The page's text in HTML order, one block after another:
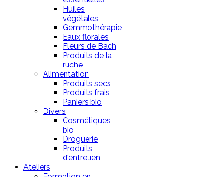
Huiles
végétales
Gemmothérapie
Eaux florales
Fleurs de Bach
Produits de la
ruche
Alimentation
Produits secs
Produits frais
Paniers bio
Divers
Cosmétiques
bio
Droguerie
Produits
d'entretien
Ateliers